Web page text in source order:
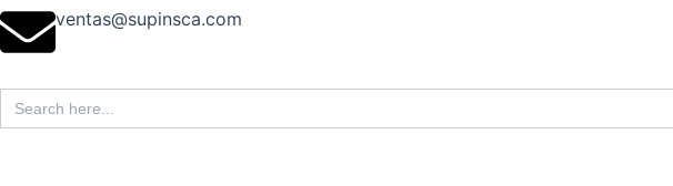
ventas@supinsca.com
Search
for: